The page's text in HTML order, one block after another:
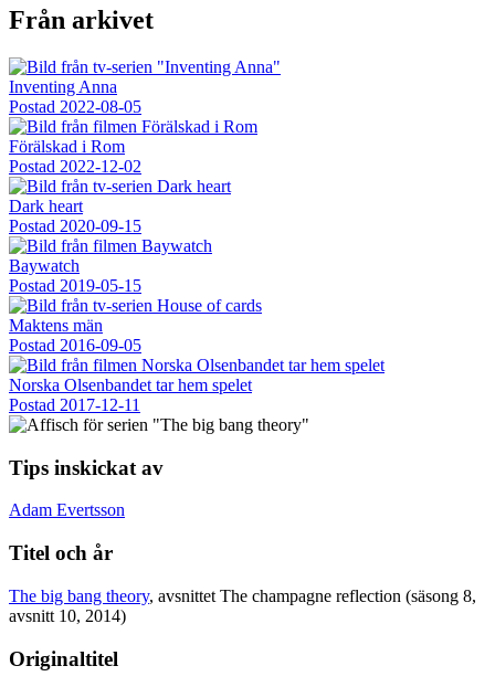
Från arkivet
Inventing Anna
Postad 2022-08-05
Förälskad i Rom
Postad 2022-12-02
Dark heart
Postad 2020-09-15
Baywatch
Postad 2019-05-15
Maktens män
Postad 2016-09-05
Norska Olsenbandet tar hem spelet
Postad 2017-12-11
Tips inskickat av
Adam Evertsson
Titel och år
The big bang theory, avsnittet The champagne reflection (säsong 8,
avsnitt 10, 2014)
Originaltitel